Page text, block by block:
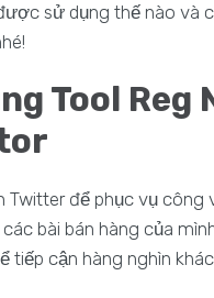
sử dụng thế nào
Tool
Twitter để phục vụ
bài bán hàng của
tiếp cận hàng nghìn